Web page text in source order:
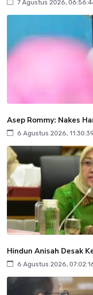
7 Agustus 2026,
Asep Rommy: Nakes
6 Agustus 2026, 11:30:39
Hindun Anisah Desak
6 Agustus 2026,